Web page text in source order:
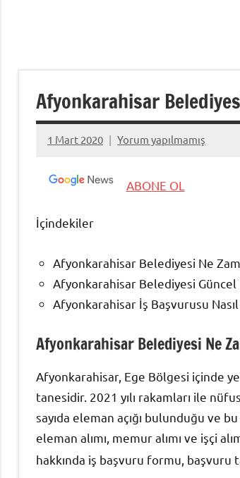
Afyonkarahisar
1 Mart 2020
admin
Yorum yapılmamış
ABONE OL
İçindekiler
Afyonkarahisar Belediyesi Ne
Afyonkarahisar Belediyesi Güncel
Afyonkarahisar İş Başvurusu Nasıl
Afyonkarahisar Belediyesi Ne
Afyonkarahisar, Ege Bölgesi içinde
tanesidir. 2021 yılı rakamları ile
sayıda eleman açığı bulunduğu ve
eleman alımı, memur alımı ve işçi
hakkında iş başvuru formu, başvuru